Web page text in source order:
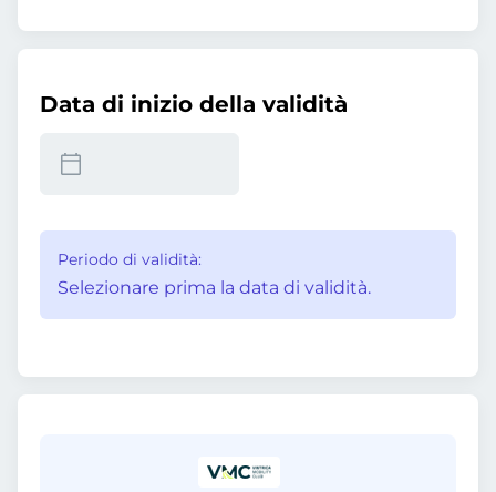
Data di inizio della validità
Periodo di validità:
Selezionare prima la data di validità.